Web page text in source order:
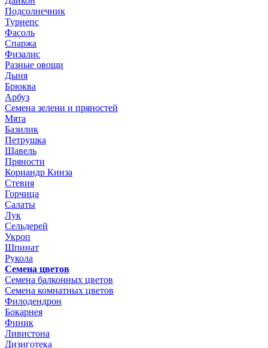
Подсолнечник
Турнепс
Фасоль
Спаржа
Физалис
Разные овощи
Дыня
Брюква
Арбуз
Семена зелени и пряностей
Мята
Базилик
Петрушка
Щавель
Пряности
Кориандр Кинза
Стевия
Горчица
Салаты
Лук
Сельдерей
Укроп
Шпинат
Рукола
Семена цветов
Семена балконных цветов
Семена комнатных цветов
Филодендрон
Бокарнея
Финик
Ливистона
Дизиготека